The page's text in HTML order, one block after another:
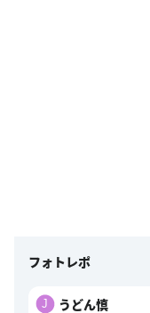
フォトレポ
J うどん慎